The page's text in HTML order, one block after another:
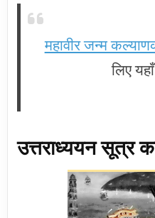
महावीर जन्म
लिए
उत्तराध्ययन सूत्र